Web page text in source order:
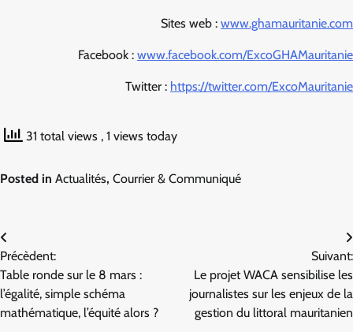
Sites web : www.ghamauritanie.com
Facebook : www.facebook.com/ExcoGHAMauritanie
Twitter : https://twitter.com/ExcoMauritanie
31 total views , 1 views today
Posted in Actualités, Courrier & Communiqué
Navigation
de
l’article
Précèdent:
Table ronde sur le 8 mars :
l’égalité, simple schéma
mathématique, l’équité alors ?
Suivant:
Le projet WACA sensibilise les
journalistes sur les enjeux de la
gestion du littoral mauritanien